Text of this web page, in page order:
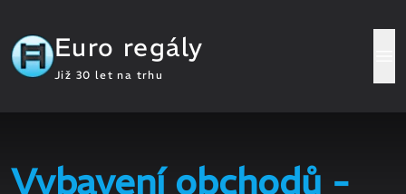
Euro regály
Již 30 let na trhu
Vybavení obchodů -